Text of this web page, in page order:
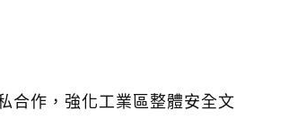
合作，強化工業區整體安全文